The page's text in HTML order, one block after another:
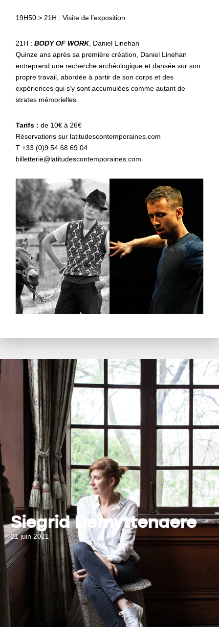
19H50 > 21H : Visite de l’exposition
21H : BODY OF WORK, Daniel Linehan
Quinze ans après sa première création, Daniel Linehan
entreprend une recherche archéologique et dansée sur son
propre travail, abordée à partir de son corps et des
expériences qui s’y sont accumulées comme autant de
strates mémorielles.
Tarifs : de 10€ à 26€
Réservations sur latitudescontemporaines.com
T +33 (0)9 54 68 69 04
billetterie@latitudescontemporaines.com
Siegrid Demyttenaere
21 juin 2021